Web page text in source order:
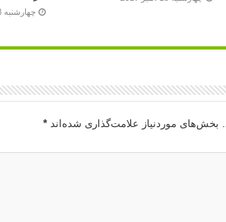
چهارشنبه 18 اکتبر 2017
بخش‌های موردنیاز علامت‌گذاری شده‌اند*